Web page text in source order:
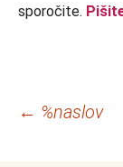
sporočite.
Krmarjenje
← %naslov